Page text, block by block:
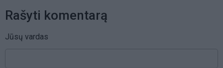
Rašyti komentarą
Jūsų vardas